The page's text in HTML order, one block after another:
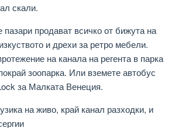
скали.
пазари продават всичко от бижута на
и дрехи за ретро мебели.
на канала на регента в парка
зоопарка. Или вземете автобус
за Малката Венеция.
на живо, край канал разходки, и